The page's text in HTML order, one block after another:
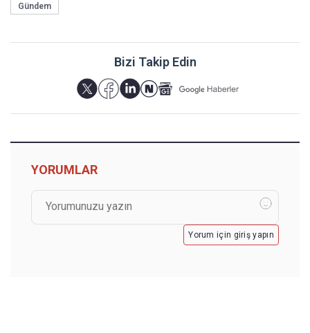
Gündem
Bizi Takip Edin
YORUMLAR
Yorum için giriş yapın